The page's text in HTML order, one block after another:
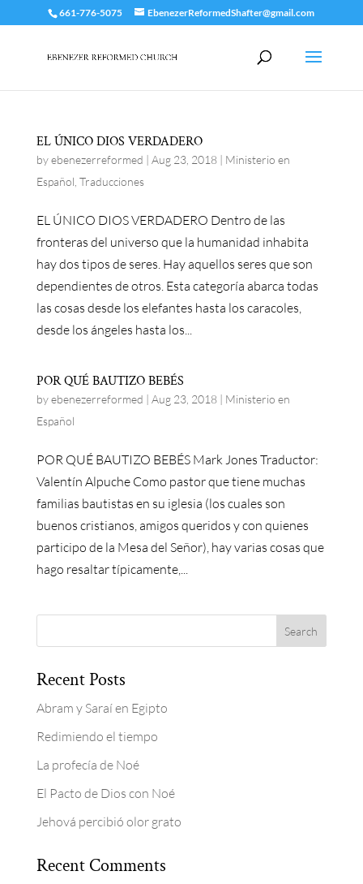
661-776-5075 EbenezerReformedShafter@gmail.com
EL ÚNICO DIOS VERDADERO
byebenezerreformed | Aug 23, 2018| Ministerio en
Español Traducciones
EL ÚNICO DIOS VERDADERO Dentro de las
fronteras del universo que la humanidad inhabita
hay dos tipos de seres. Hay aquellos seres que son
dependientes de otros. Esta categoría abarca todas
las cosas desde los elefantes hasta los caracoles,
desde los ángeles hasta los...
POR QUÉ BAUTIZO BEBÉS
byebenezerreformed | Aug 23, 2018| Ministerio en
Español
POR QUÉ BAUTIZO BEBÉS Mark Jones Traductor:
Valentín Alpuche Como pastor que tiene muchas
familias bautistas en su iglesia (los cuales son
buenos cristianos, amigos queridos y con quienes
participo de la Mesa del Señor), hay varias cosas que
hago resaltar típicamente,...
Recent Posts
Abram y Saraí en Egipto
Redimiendo el tiempo
La profecía de Noé
El Pacto de Dios con Noé
Jehová percibió olor grato
Recent Comments